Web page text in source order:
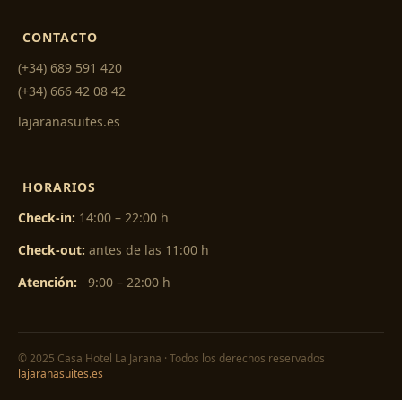
CONTACTO
(+34) 689 591 420
(+34) 666 42 08 42
lajaranasuites.es
HORARIOS
Check-in: 14:00 – 22:00 h
Check-out: antes de las 11:00 h
Atención: 9:00 – 22:00 h
© 2025 Casa Hotel La Jarana · Todos los derechos reservados
lajaranasuites.es